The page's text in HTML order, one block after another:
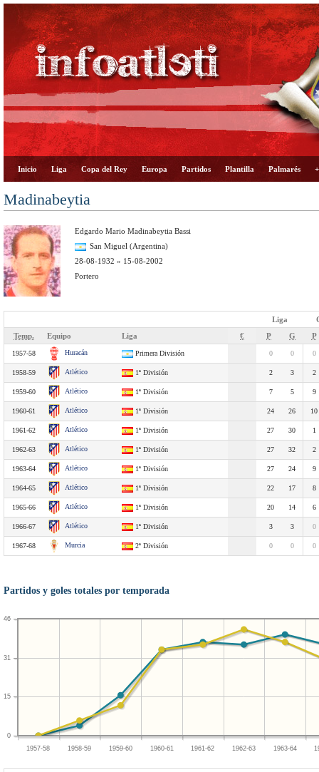
Inicio Liga Copa del Rey Europa Partidos Plantilla Palmarés
Madinabeytia
Edgardo Mario Madinabeytia Bassi
San Miguel (Argentina)
28-08-1932 » 15-08-2002
Portero
Liga
Temp.
Equipo Liga € P G P
1957-58 Huracán Primera División 0 0 0
1958-59 Atlético 1ª División 2 3 2
1959-60 Atlético 1ª División 7 5 9
1960-61 Atlético 1ª División 24 26 10
1961-62 Atlético 1ª División 27 30 1
1962-63 Atlético 1ª División 27 32 2
1963-64 Atlético 1ª División 27 24 9
1964-65 Atlético 1ª División 22 17 8
1965-66 Atlético 1ª División 20 14 6
1966-67 Atlético 1ª División 3 3 0
1967-68 Murcia 2ª División 0 0 0
Partidos y goles totales por temporada
1957-58 1958-59 1959-60 1960-61 1961-62 1962-63 1963-64
0
15
31
46